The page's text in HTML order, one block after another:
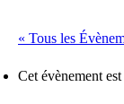
« Tous les
Cet évènement est